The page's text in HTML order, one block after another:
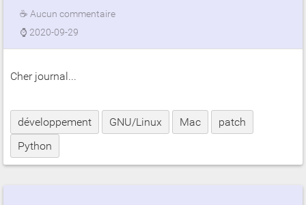
☕ Aucun commentaire
⌚ 2020-09-29
Cher journal...
développement GNU/Linux Mac
patch
Python